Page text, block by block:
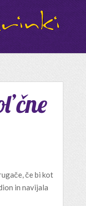
če bi kot
in navijala